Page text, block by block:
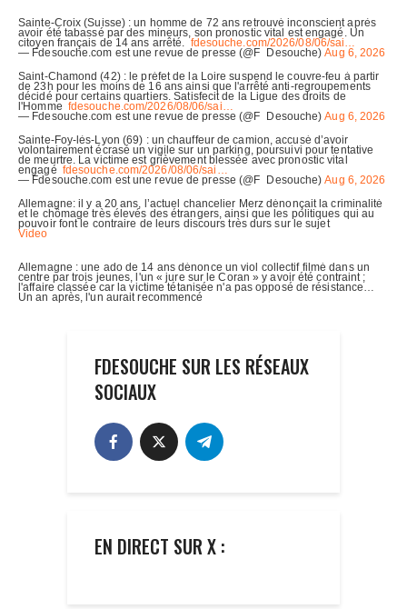
FDESOUCHE SUR LES RÉSEAUX
SOCIAUX
EN DIRECT SUR X :